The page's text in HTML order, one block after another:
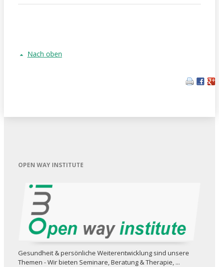
Nach oben
OPEN WAY INSTITUTE
Gesundheit & persönliche Weiterent­wicklung sind unsere
Themen - Wir bieten Seminare, Beratung & Therapie, ...